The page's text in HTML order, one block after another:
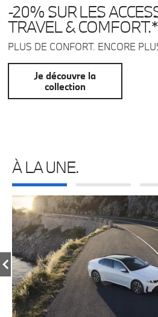
-20% SUR LES
TRAVEL &
PLUS DE CONFORT. ENCORE
Je découvre la
collection
À LA UNE.